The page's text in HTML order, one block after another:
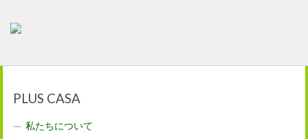
PLUS CASA
私たちについて